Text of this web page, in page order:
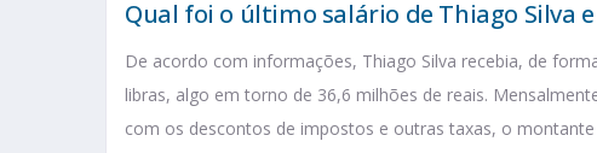
Qual foi o último salário de Thiago Silva
De acordo com informações, Thiago Silva recebia, de
libras, algo em torno de 36,6 milhões de reais.
com os descontos de impostos e outras taxas, o